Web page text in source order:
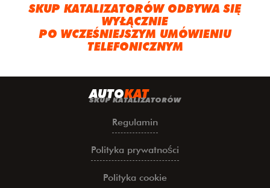
SKUP KATALIZATORÓW ODBYWA SIĘ
WYŁĄCZNIE
PO WCZEŚNIEJSZYM UMÓWIENIU
TELEFONICZNYM
AUTOKAT
SKUP KATALIZATORÓW
Regulamin
Polityka prywatności
Polityka cookie